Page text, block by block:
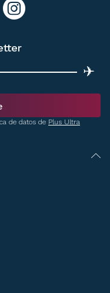
instagram
✈
de datos de Plus Ultra